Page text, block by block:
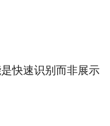
快速识别而非展示